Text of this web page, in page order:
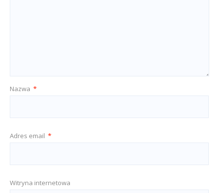
Nazwa *
Adres email *
Witryna internetowa